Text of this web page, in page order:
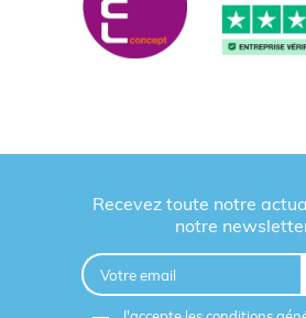
Recevez toute notre
notre